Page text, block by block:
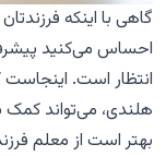
گاهی با اینکه
احساس می‌کنید
هلندی، می‌تواند کمک
بهتر است از معلم